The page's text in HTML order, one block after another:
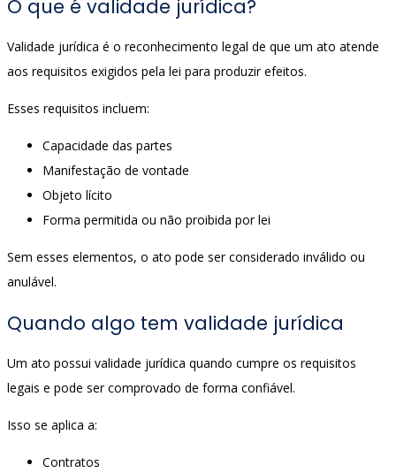
O que é validade jurídica?
Validade jurídica é o reconhecimento legal de que um ato atende
aos requisitos exigidos pela lei para produzir efeitos.
Esses requisitos incluem:
Capacidade das partes
Manifestação de vontade
Objeto lícito
Forma permitida ou não proibida por lei
Sem esses elementos, o ato pode ser considerado inválido ou
anulável.
Quando algo tem validade jurídica
Um ato possui validade jurídica quando cumpre os requisitos
legais e pode ser comprovado de forma confiável.
Isso se aplica a:
Contratos